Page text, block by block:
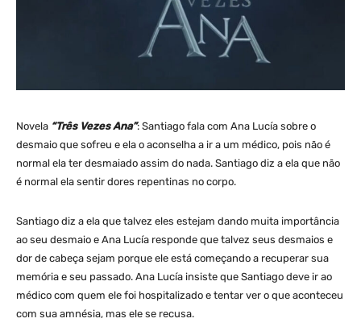
Novela “Três Vezes Ana”: Santiago fala com Ana Lucía sobre o
desmaio que sofreu e ela o aconselha a ir a um médico, pois não é
normal ela ter desmaiado assim do nada. Santiago diz a ela que não
é normal ela sentir dores repentinas no corpo.
Santiago diz a ela que talvez eles estejam dando muita importância
ao seu desmaio e Ana Lucía responde que talvez seus desmaios e
dor de cabeça sejam porque ele está começando a recuperar sua
memória e seu passado. Ana Lucía insiste que Santiago deve ir ao
médico com quem ele foi hospitalizado e tentar ver o que aconteceu
com sua amnésia, mas ele se recusa.